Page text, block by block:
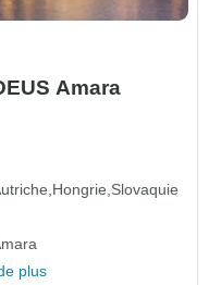
Amara
Hongrie Slovaquie
plus